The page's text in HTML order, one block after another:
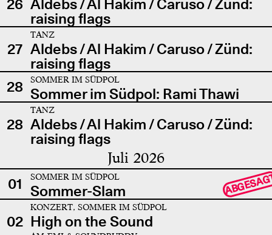
26 Aldebs / Al Hakim / Caruso / Zünd:
raising flags
27
TANZ
Aldebs / Al Hakim / Caruso / Zünd:
raising flags
28
SOMMER IM SÜDPOL
Sommer im Südpol: Rami Thawi
28
TANZ
Aldebs / Al Hakim / Caruso / Zünd:
raising flags
Juli 2026
01 SOMMER IM SÜDPOL
Sommer-Slam
02
KONZERT, SOMMER IM SÜDPOL
High on the Sound